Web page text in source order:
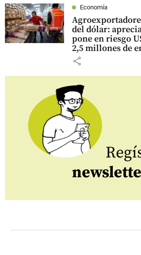
Economía
del dólar:
pone en riesgo
2,5 millones de
share